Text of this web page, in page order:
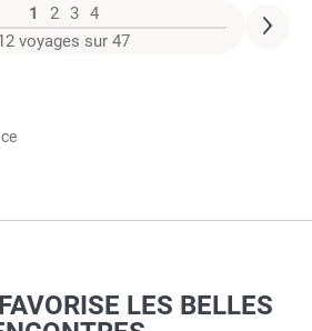
1 2 3 4
voyages sur 47
LES BELLES